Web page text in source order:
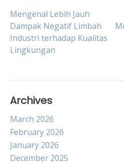
Post
navigation
Mengenal Lebih Jauh
Dampak Negatif Limbah
Industri terhadap Kualitas
Lingkungan
Archives
March 2026
February 2026
January 2026
December 2025